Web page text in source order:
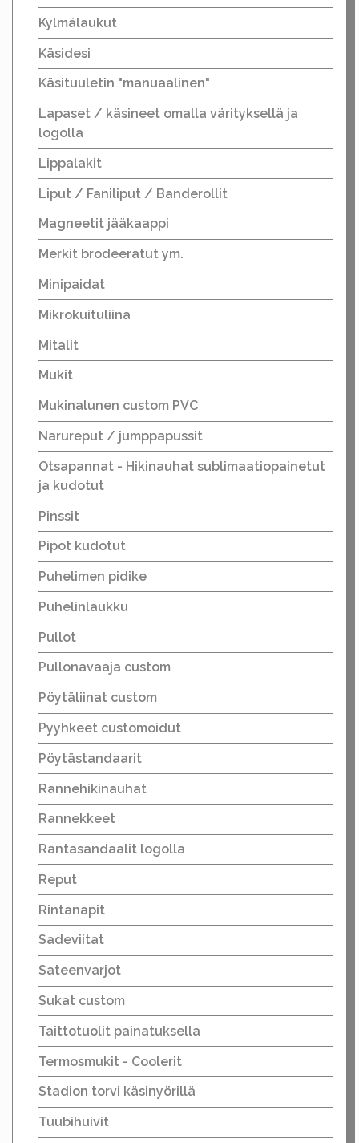
Kylmälaukut
Käsidesi
Käsituuletin "manuaalinen"
Lapaset / käsineet omalla värityksellä ja
logolla
Lippalakit
Liput / Faniliput / Banderollit
Magneetit jääkaappi
Merkit brodeeratut ym.
Minipaidat
Mikrokuituliina
Mitalit
Mukit
Mukinalunen custom PVC
Narureput / jumppapussit
Otsapannat - Hikinauhat sublimaatiopainetut
ja kudotut
Pinssit
Pipot kudotut
Puhelimen pidike
Puhelinlaukku
Pullot
Pullonavaaja custom
Pöytäliinat custom
Pyyhkeet customoidut
Pöytästandaarit
Rannehikinauhat
Rannekkeet
Rantasandaalit logolla
Reput
Rintanapit
Sadeviitat
Sateenvarjot
Sukat custom
Taittotuolit painatuksella
Termosmukit - Coolerit
Stadion torvi käsinyörillä
Tuubihuivit